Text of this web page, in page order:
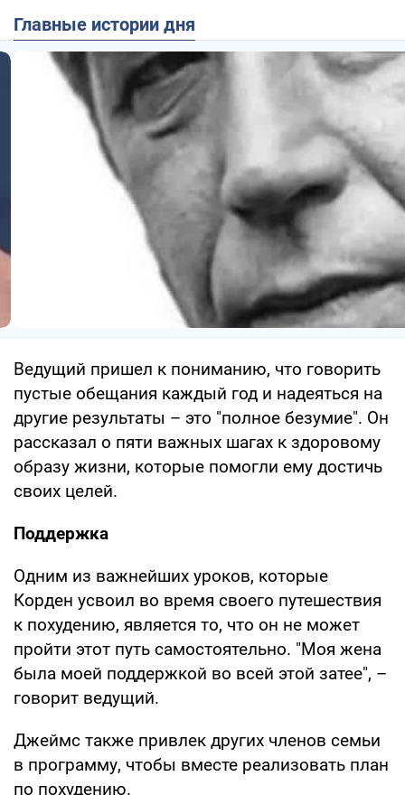
Главные истории дня
Ведущий пришел к пониманию, что говорить
пустые обещания каждый год и надеяться на
другие результаты – это "полное безумие". Он
рассказал о пяти важных шагах к здоровому
образу жизни, которые помогли ему достичь
своих целей.
Поддержка
Одним из важнейших уроков, которые
Корден усвоил во время своего путешествия
к похудению, является то, что он не может
пройти этот путь самостоятельно. "Моя жена
была моей поддержкой во всей этой затее", –
говорит ведущий.
Джеймс также привлек других членов семьи
в программу, чтобы вместе реализовать план
по похудению.